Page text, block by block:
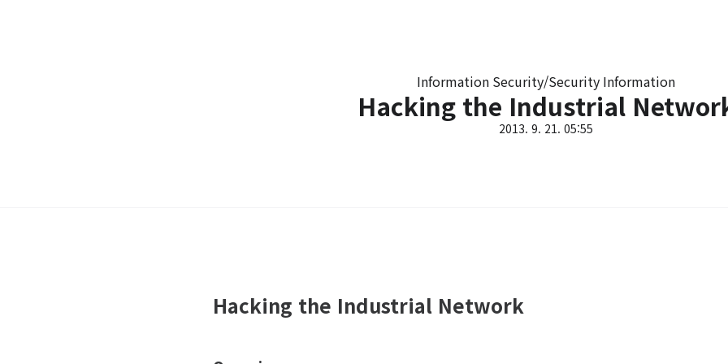
Information Security/Security Information
Hacking the Industrial
2013. 9. 21. 05:55
Hacking the Industrial Network